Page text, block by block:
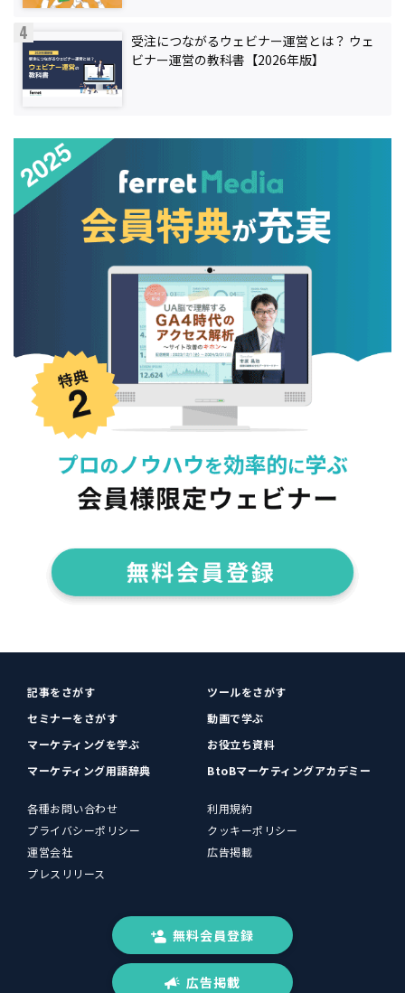
受注につながるウェビナー運営とは？ ウェ
ビナー運営の教科書【2026年版】
記事をさがす
ツールをさがす
セミナーをさがす
動画で学ぶ
マーケティングを学ぶ
お役立ち資料
マーケティング用語辞典
BtoBマーケティングアカデミー
各種お問い合わせ
利用規約
プライバシーポリシー
クッキーポリシー
運営会社
広告掲載
プレスリリース
無料会員登録
広告掲載